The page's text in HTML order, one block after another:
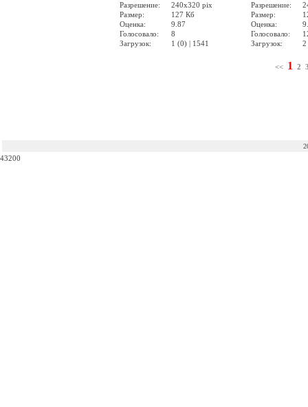
Разрешение:
240x320 pix
Размер:
127 Кб
Оценка:
9.87
Голосовало:
8
Загрузок:
1 (0) | 1541
Разрешение:
Размер:
Оценка:
Голосовало:
Загрузок:
2
<< 1 2
43200